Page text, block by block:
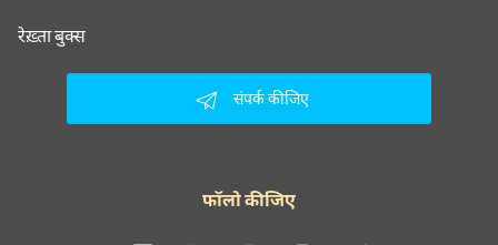
रेख़्ता बुक्स
संपर्क कीजिए
फॉलो कीजिए